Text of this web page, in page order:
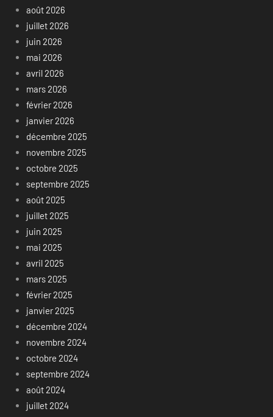
août 2026
juillet 2026
juin 2026
mai 2026
avril 2026
mars 2026
février 2026
janvier 2026
décembre 2025
novembre 2025
octobre 2025
septembre 2025
août 2025
juillet 2025
juin 2025
mai 2025
avril 2025
mars 2025
février 2025
janvier 2025
décembre 2024
novembre 2024
octobre 2024
septembre 2024
août 2024
juillet 2024